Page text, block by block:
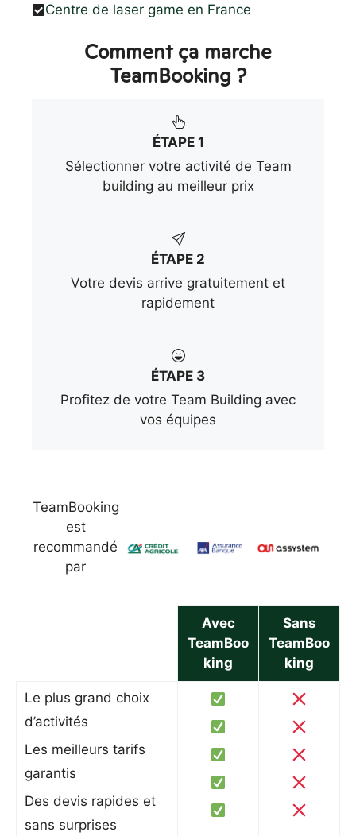
Centre de laser game en France
Comment ça marche
TeamBooking ?
ÉTAPE 1
Sélectionner votre activité de Team
building au meilleur prix
ÉTAPE 2
Votre devis arrive gratuitement et
rapidement
ÉTAPE 3
Profitez de votre Team Building avec
vos équipes
TeamBooking
est
recommandé
par
Avec
TeamBoo
king
Sans
TeamBoo
king
Le plus grand choix
d’activités
Les meilleurs tarifs
garantis
Des devis rapides et
sans surprises